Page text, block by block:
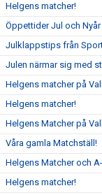
Helgens matcher!
Öppettider Jul och
Julklappstips från
Julen närmar sig med
Helgens matcher på
Helgens matcher!
Helgens Matcher på
Våra gamla Matchställ!
Helgens Matcher och
Helgens matcher!